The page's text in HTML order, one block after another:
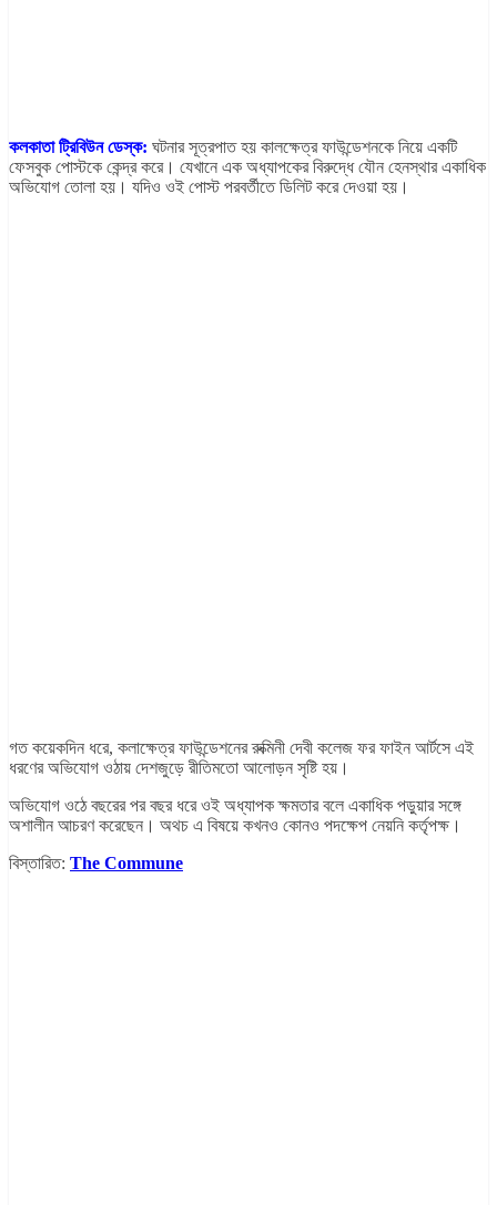
কলকাতা ট্রিবিউন ডেস্ক: ঘটনার সূত্রপাত হয় কালক্ষেত্র ফাউন্ডেশনকে নিয়ে একটি
ফেসবুক পোস্টকে কেন্দ্র করে। যেখানে এক অধ্যাপকের বিরুদ্ধে যৌন হেনস্থার একাধিক
অভিযোগ তোলা হয়। যদিও ওই পোস্ট পরবর্তীতে ডিলিট করে দেওয়া হয়।
গত কয়েকদিন ধরে, কলাক্ষেত্র ফাউন্ডেশনের রুক্মিনী দেবী কলেজ ফর ফাইন আর্টসে এই
ধরণের অভিযোগ ওঠায় দেশজুড়ে রীতিমতো আলোড়ন সৃষ্টি হয়।
অভিযোগ ওঠে বছরের পর বছর ধরে ওই অধ্যাপক ক্ষমতার বলে একাধিক পড়ুয়ার সঙ্গে
অশালীন আচরণ করেছেন। অথচ এ বিষয়ে কখনও কোনও পদক্ষেপ নেয়নি কর্তৃপক্ষ।
বিস্তারিত: The Commune